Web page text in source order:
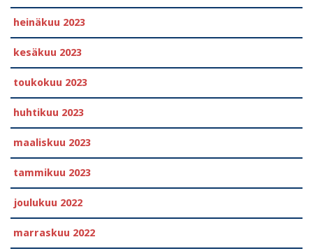
heinäkuu 2023
kesäkuu 2023
toukokuu 2023
huhtikuu 2023
maaliskuu 2023
tammikuu 2023
joulukuu 2022
marraskuu 2022